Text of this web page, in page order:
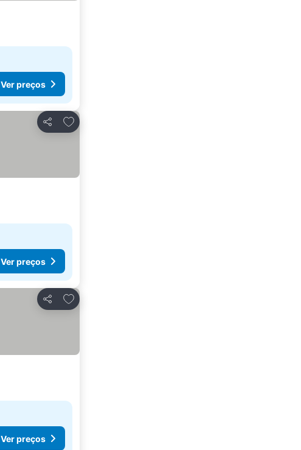
Ver preços
Partilhar
Adicionar aos favoritos
Ver preços
Partilhar
Adicionar aos favoritos
Ver preços